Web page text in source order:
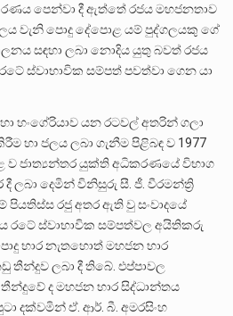
පෙන්වා දී ඇත්තේ රජය මහජනතාව
වැනි පොදු දේපොළ යම් පුද්ගලයකු ගේ
සඳහා ලබා නොදිය යුතු බවත් රජය
ස්වාභාවික සම්පත් පවත්වා ගෙන යා
හංගේරියාව යන රටවල් අතරින් ගලා
හා ජලය ලබා ගැනීම පිළිබඳ ව 1977
ව ජාත්‍යන්තර යුක්ති අධිකරණයේ විභාග
ලබා දෙමින් විනිසුරු සී. ජී. වීරමන්ත්‍රි
පියතිස්ස රජු අතර ඇති වු සංවාදයේ
රටේ ස්වාභාවික සම්පත්වල අයිතිකරු
භාර නැතහොත් මහජන භාර
තීන්දුව ලබා දී තිබේ. එප්පාවල
ද මහජන භාර සිද්ධාන්තය
දක්වමින් ඒ. ආර්. බී. අමරසිංහ